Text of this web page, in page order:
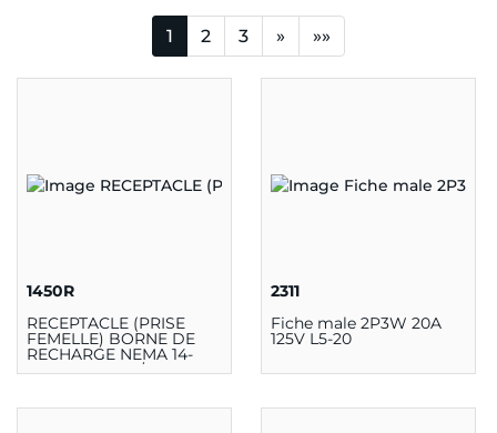
1 2 3 » »»
1450R
RECEPTACLE (PRISE
FEMELLE) BORNE DE
RECHARGE NEMA 14-
50R - 50A - 125/250 VAC
2311
Fiche male 2P3W 20A
125V L5-20